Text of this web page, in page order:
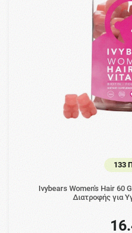
133
Ivybears Women's Hair 60
Διατροφής για